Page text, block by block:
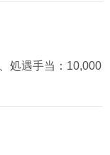
処遇手当：10,000